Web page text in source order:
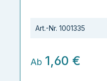
Art.-Nr. 1001335
Ab 1,60 €